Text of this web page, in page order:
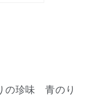
の珍味 青のり